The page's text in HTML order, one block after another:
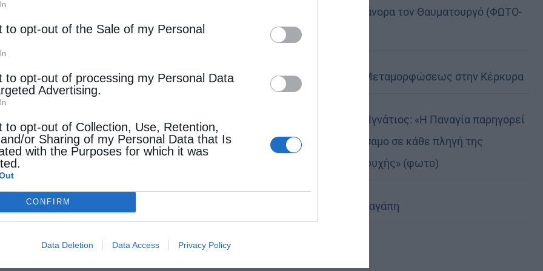
to opt-out of the Sale of my Personal
to opt-out of processing my Personal Data
Advertising.
to opt-out of Collection, Use, Retention,
or Sharing of my Personal Data that Is
with the Purposes for which it was
CONFIRM
Data Deletion Data Access Privacy Policy
και ένδοξος νεομάρτυς Κωνσταντίνος
στη χορεία των τοπικών Αγίων, …
της, Άγιο Νικάνορα τον Θαυματουργό (ΦΩΤΟ-
ΒΙΝΤΕΟ)
Η Εορτή της Μεταμορφώσεως στην Κέρκυρα
Δημητριάδος Ιγνάτιος: «Η Παναγία παρηγορεί
και δίνει βάλσαμο σε κάθε πληγή της
ανθρώπινης ψυχής» (φωτο)
Χριστοφόρος αγάπη